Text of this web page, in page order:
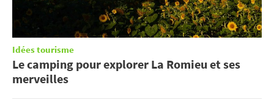
Idées tourisme
Le camping pour explorer La Romieu et ses
merveilles